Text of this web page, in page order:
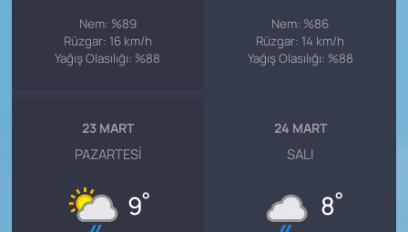
Nem: %89
Rüzgar: 16 km/h
Yağış Olasılığı: %88
Nem: %86
Rüzgar: 14 km/h
Yağış Olasılığı: %88
23 MART
PAZARTESI
9°
24 MART
SALI
8°